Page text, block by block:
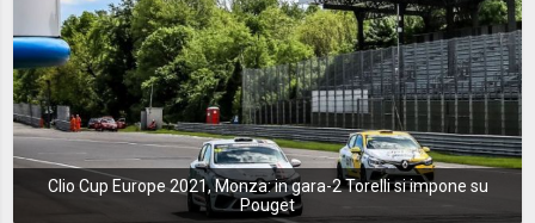
Clio Cup Europe 2021, Monza: in gara-2 Torelli si impone su
Pouget